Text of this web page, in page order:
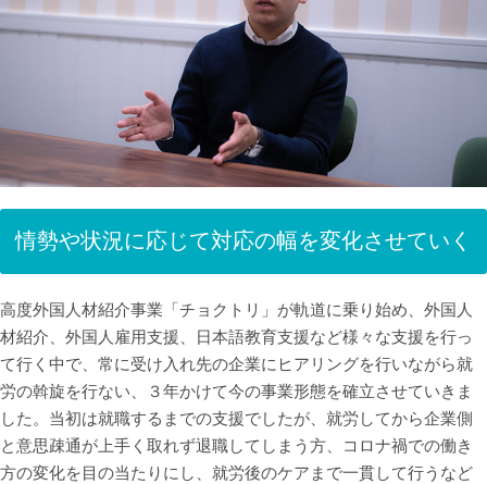
情勢や状況に応じて対応の幅を変化させていく
高度外国人材紹介事業「チョクトリ」が軌道に乗り始め、外国人
材紹介、外国人雇用支援、日本語教育支援など様々な支援を行っ
て行く中で、常に受け入れ先の企業にヒアリングを行いながら就
労の斡旋を行ない、３年かけて今の事業形態を確立させていきま
した。当初は就職するまでの支援でしたが、就労してから企業側
と意思疎通が上手く取れず退職してしまう方、コロナ禍での働き
方の変化を目の当たりにし、就労後のケアまで一貫して行うなど